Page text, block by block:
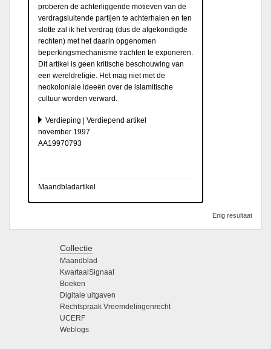
proberen de achterliggende motieven van de
verdragsluitende partijen te achterhalen en ten
slotte zal ik het verdrag (dus de afgekondigde
rechten) met het daarin opgenomen
beperkingsmechanisme trachten te exponeren.
Dit artikel is geen kritische beschouwing van
een wereldreligie. Het mag niet met de
neokoloniale ideeën over de islamitische
cultuur worden verward.
Verdieping | Verdiepend artikel
november 1997
AA19970793
Maandbladartikel
Enig resultaat
Collectie
Maandblad
KwartaalSignaal
Boeken
Digitale uitgaven
Rechtspraak Vreemdelingenrecht
UCERF
Weblogs